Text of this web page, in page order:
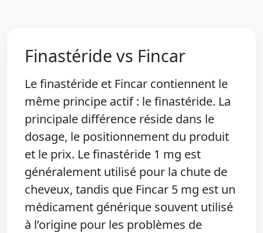
Finastéride vs Fincar
Le finastéride et Fincar contiennent le
même principe actif : le finastéride. La
principale différence réside dans le
dosage, le positionnement du produit
et le prix. Le finastéride 1 mg est
généralement utilisé pour la chute de
cheveux, tandis que Fincar 5 mg est un
médicament générique souvent utilisé
à l’origine pour les problèmes de